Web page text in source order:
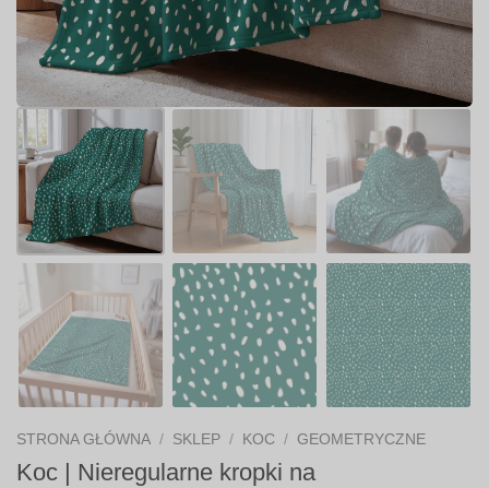
STRONA GŁÓWNA / SKLEP / KOC / GEOMETRYCZNE
Koc | Nieregularne kropki na